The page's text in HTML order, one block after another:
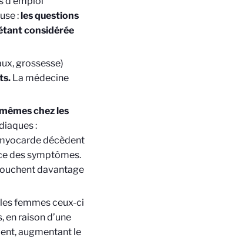
:les questions
considérée
grossesse)
La médecine
chez les
:
décèdent
des symptômes.
davantage
femmes ceux-ci
raison d’une
augmentant le